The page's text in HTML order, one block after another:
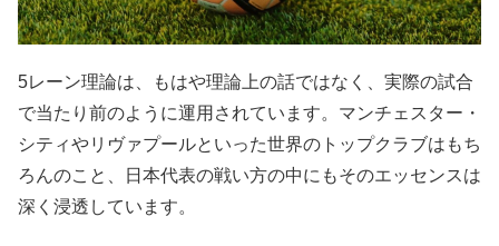
5レーン理論は、もはや理論上の話ではなく、実際の試合
で当たり前のように運用されています。マンチェスター・
シティやリヴァプールといった世界のトップクラブはもち
ろんのこと、日本代表の戦い方の中にもそのエッセンスは
深く浸透しています。